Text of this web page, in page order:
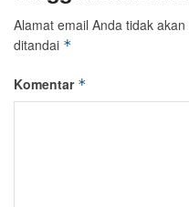
Alamat email Anda tidak
ditandai *
Komentar *